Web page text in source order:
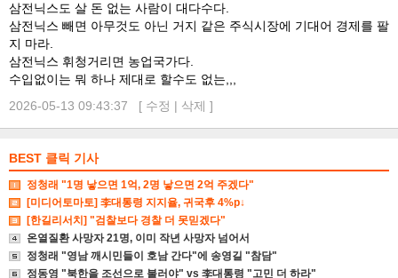
삼전닉스도 살 돈 없는 사람이 대다수다.
삼전닉스 빼면 아무것도 아닌 거지 같은 주식시장에 기대어 경제를 팔
지 마라.
삼전닉스 휘청거리면 농업국가다.
수입없이는 뭐 하나 제대로 할수도 없는,,,
2026-05-13 09:43:37 [ 수정 | 삭제 ]
BEST 클릭 기사
정청래 "1명 낳으면 1억, 2명 낳으면 2억 주겠다"
[미디어토마토] 李대통령 지지율, 귀국후 4%p↓
[한길리서치] "검찰보다 경찰 더 못믿겠다"
온열질환 사망자 21명, 이미 작년 사망자 넘어서
정청래 "영남 깨시민들이 호남 간다"에 송영길 "참담"
정동영 "북한을 조선으로 불러야" vs 李대통령 "고민 더 하라"